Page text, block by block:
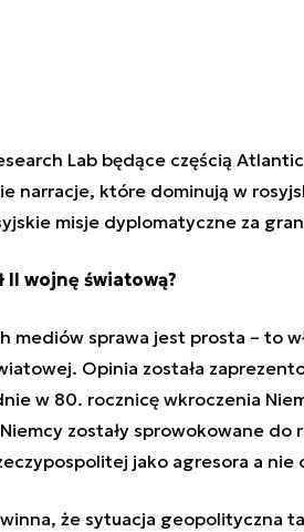
Lab będące częścią
narracje, które dominują w
misje dyplomatyczne za
II wojnę światową?
mediów sprawa jest prosta – to
Opinia została
w 80. rocznicę wkroczenia
zostały sprowokowane do
jako agresora a
że sytuacja geopolityczna